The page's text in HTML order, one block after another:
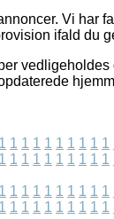
Vi har
ifald du
1 1 1 1 1 1 1 1 1 1
1 1 1 1 1 1 1 1 1 1
1 1 1 1 1 1 1 1 1 1
1 1 1 1 1 1 1 1 1 1